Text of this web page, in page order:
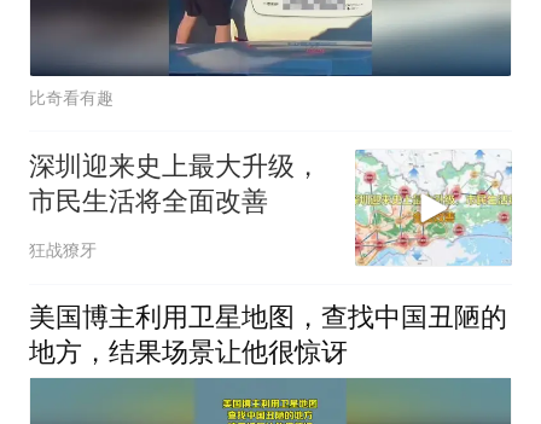
比奇看有趣
深圳迎来史上最大升级，
市民生活将全面改善
狂战獠牙
美国博主利用卫星地图，查找中国丑陋的
地方，结果场景让他很惊讶